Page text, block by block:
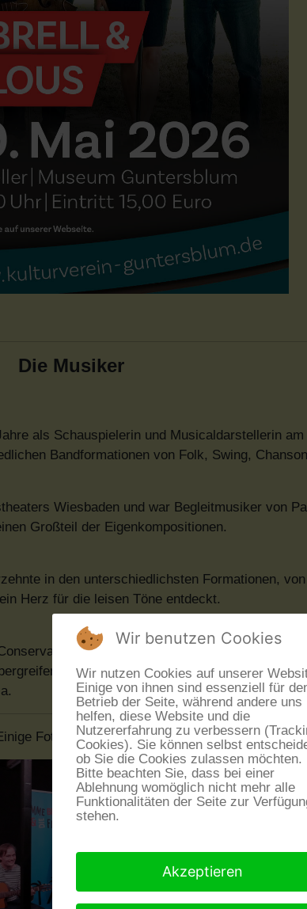
Die Musiker
als Schauspielerin und Musicaldarstellerin am
Bandformationen von Folk, Swing,
Wiesbaden und war Begleitmusiker von
Großteil der Eigenkompositionen.
in den unterschiedlichsten Formationen,
Herz für die leisen Töne entdeckt.
van Amsterdam. Als besonders
tätig, spielt bundesweit mit Bands aus
Fotos vom Konzert
Wir benutzen Cookies
Wir nutzen Cookies auf unserer
Einige von ihnen sind essenziell für
Betrieb der Seite, während andere uns
helfen, diese Website und die
Nutzererfahrung zu verbessern
Cookies). Sie können selbst
ob Sie die Cookies zulassen möchten.
Bitte beachten Sie, dass bei einer
Ablehnung womöglich nicht mehr alle
Funktionalitäten der Seite zur
stehen.
Akzeptieren